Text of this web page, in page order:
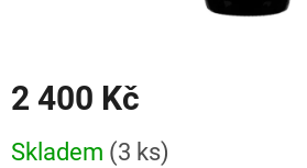
2 400 Kč
cena:
Skladem (3 ks)